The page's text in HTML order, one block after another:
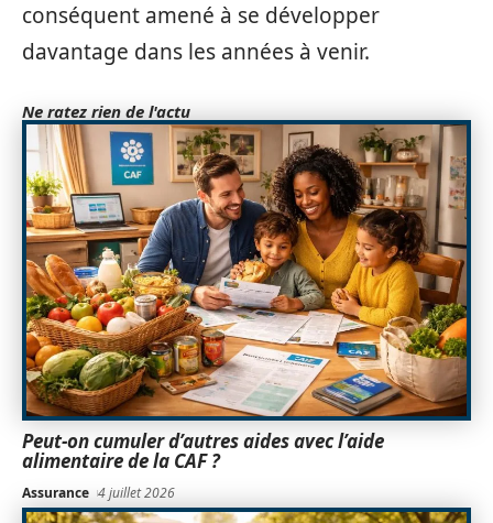
conséquent amené à se développer
davantage dans les années à venir.
Ne ratez rien de l'actu
Peut-on cumuler d’autres aides avec l’aide
alimentaire de la CAF ?
Assurance 4 juillet 2026